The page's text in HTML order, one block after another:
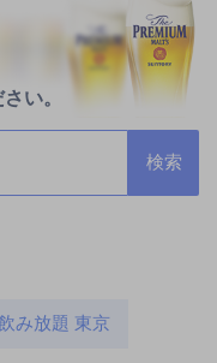
い。
み放題 東京